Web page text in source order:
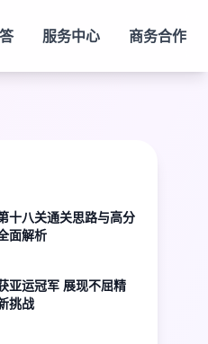
服务中心 商务合作
十八关通关思路与高分
面解析
亚运冠军 展现不屈精
挑战